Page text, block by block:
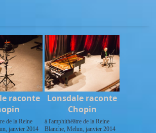
raconte
de la Reine
janvier 2014
Lonsdale raconte
Chopin
à l'amphithéâtre de la Reine
Blanche, Melun, janvier 2014